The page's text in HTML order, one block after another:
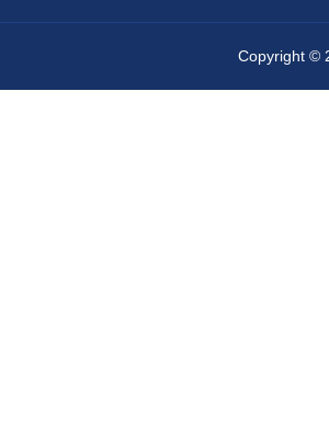
Copyright ©